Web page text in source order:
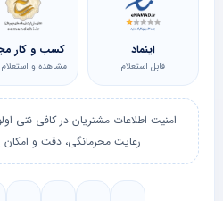
اینماد
قابل استعلام
کسب و کار
مشاهده و
امنیت اطلاعات مشتریان در کافی نتی
رعایت محرمانگی، دقت و